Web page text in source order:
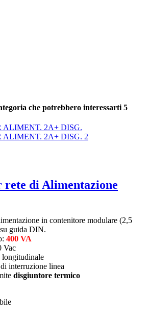
che potrebbero interessarti 5
rete di Alimentazione
in contenitore modulare (2,5
guida DIN.
400 VA
Vac
longitudinale
interruzione linea
disgiuntore termico